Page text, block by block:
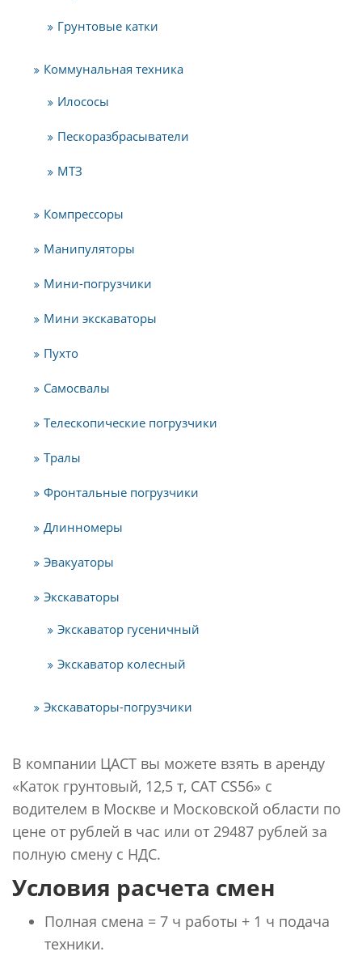
Грунтовые катки
Коммунальная техника
Илососы
Пескоразбрасыватели
МТЗ
Компрессоры
Манипуляторы
Мини-погрузчики
Мини экскаваторы
Пухто
Самосвалы
Телескопические погрузчики
Тралы
Фронтальные погрузчики
Длинномеры
Эвакуаторы
Экскаваторы
Экскаватор гусеничный
Экскаватор колесный
Экскаваторы-погрузчики
В компании ЦАСТ вы можете взять в аренду
«Каток грунтовый, 12,5 т, CAT CS56» с
водителем в Москве и Московской области по
цене от рублей в час или от 29487 рублей за
полную смену с НДС.
Условия расчета смен
Полная смена = 7 ч работы + 1 ч подача
техники.